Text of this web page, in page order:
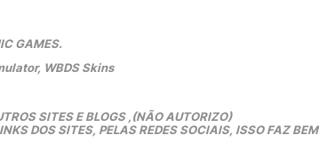
GAMES.
WBDS Skins
SITES E BLOGS ,(NÃO AUTORIZO)
DOS SITES, PELAS REDES SOCIAIS, ISSO FAZ BEM